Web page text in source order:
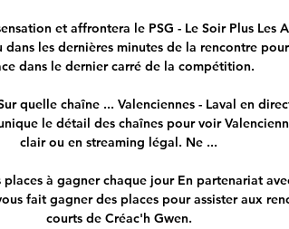
et affrontera le PSG - Le Soir Plus Les
les dernières minutes de la rencontre
dans le dernier carré de la compétition.
quelle chaîne ... Valenciennes - Laval en
le détail des chaînes pour voir
clair ou en streaming légal. Ne ...
places à gagner chaque jour En partenariat
fait gagner des places pour assister aux
courts de Créac'h Gwen.